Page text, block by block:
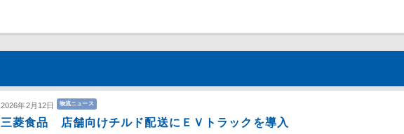
2026年2月12日 物流ニュース
三菱食品 店舗向けチルド配送にＥＶトラックを導入